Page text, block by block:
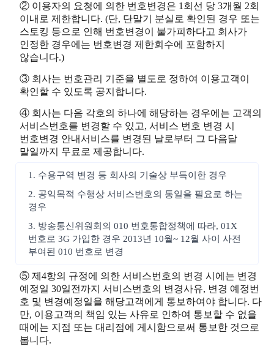
② 이용자의 요청에 의한 번호변경은 1회선 당 3개월 2회
이내로 제한합니다. (단, 단말기 분실로 확인된 경우 또는
스토킹 등으로 인해 번호변경이 불가피하다고 회사가
인정한 경우에는 번호변경 제한회수에 포함하지
않습니다.)
③ 회사는 번호관리 기준을 별도로 정하여 이용고객이
확인할 수 있도록 공지합니다.
④ 회사는 다음 각호의 하나에 해당하는 경우에는 고객의
서비스번호를 변경할 수 있고, 서비스 번호 변경 시
번호변경 안내서비스를 변경된 날로부터 그 다음달
말일까지 무료로 제공합니다.
1. 수용구역 변경 등 회사의 기술상 부득이한 경우
2. 공익목적 수행상 서비스번호의 통일을 필요로 하는
경우
3. 방송통신위원회의 010 번호통합정책에 따라, 01X
번호로 3G 가입한 경우 2013년 10월~ 12월 사이 사전
부여된 010 번호로 변경
⑤ 제4항의 규정에 의한 서비스번호의 변경 시에는 변경
예정일 30일전까지 서비스번호의 변경사유, 변경 예정번
호 및 변경예정일을 해당고객에게 통보하여야 합니다. 다
만, 이용고객의 책임 있는 사유로 인하여 통보할 수 없을
때에는 지점 또는 대리점에 게시함으로써 통보한 것으로
봅니다.